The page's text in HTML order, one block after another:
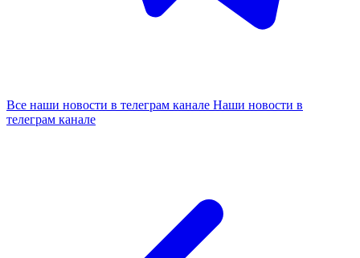
Все наши новости в телеграм канале Наши новости в
телеграм канале